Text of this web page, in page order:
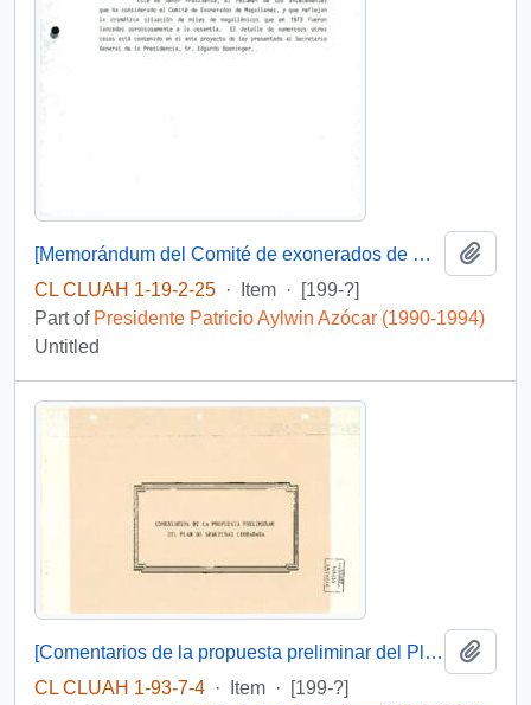
[Memorándum del Comité de exonerados de Magallanes]
CL CLUAH 1-19-2-25 · Item ·
[199-?]
Part of Presidente Patricio Aylwin Azócar (1990-1994)
Untitled
[Comentarios de la propuesta preliminar del Plan de Seguridad Cuidadana]
CL CLUAH 1-93-7-4 · Item ·
[199-?]